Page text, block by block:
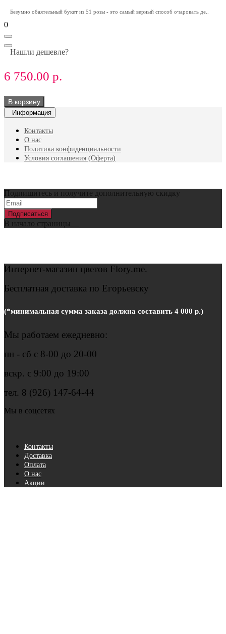
Безумно обаятельный букет из 51 розы - это самый верный способ очаровать де..
0
Нашли дешевле?
6 750.00 р.
В корзину
Информация
Контакты
О нас
Политика конфиденциальности
Условия соглашения (Оферта)
Подпишитесь и получите дополнительную скидку
Подписаться
В начало страницы
Интернет-магазин цветов Flory.me.
Бесплатная доставка по Егорьевску
(*минимальная сумма заказа должна составить 4 000 р.)
Мы работаем ежедневно:
пн - сб с 8-00 до 20-00
вскр. с 9:00 до 19:00
тел. 8 (926) 147-64-44
Мы в соцсетях
Контакты
Доставка
Оплата
О нас
Акции